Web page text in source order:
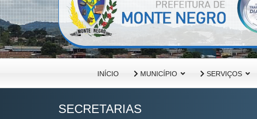
INÍCIO MUNICÍPIO SERVIÇOS
SECRETARIAS